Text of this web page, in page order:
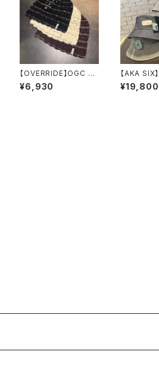
【OVERRIDE】OGC C
ROCHET BEANIE SG
ニット 261
¥6,930
【AKA SIX
HAT-
NEW
¥19,800